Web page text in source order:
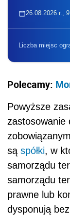
26.08.2026 r.,
Liczba miejsc
Polecamy:
Powyższe
zastosowanie
są spółki, w
samorządu
samorządu
prawne lub
dysponują